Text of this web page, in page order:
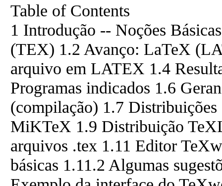
Table of Contents
1 Introdução -- Noções
(TEX) 1.2 Avanço: LaTeX
arquivo em LATEX 1.4
Programas indicados 1.6
(compilação) 1.7
MiKTeX 1.9 Distribuição
arquivos .tex 1.11 Editor
básicas 1.11.2 Algumas